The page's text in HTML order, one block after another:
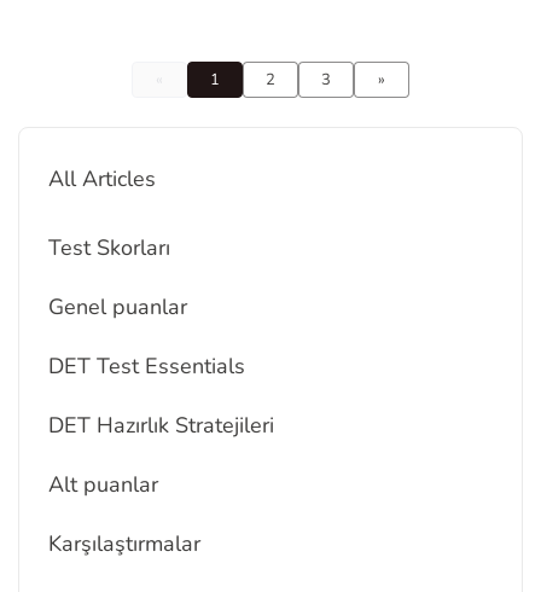
All Articles
Test Skorları
Genel puanlar
DET Test Essentials
DET Hazırlık Stratejileri
Alt puanlar
Karşılaştırmalar
« 1 2 3 »